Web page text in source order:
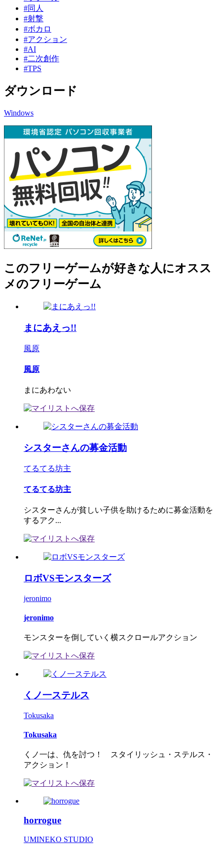
#同人
#射撃
#ボカロ
#アクション
#AI
#二次創作
#TPS
ダウンロード
Windows
このフリーゲームが好きな人にオスス
メのフリーゲーム
まにあえっ!!
風原
風原
まにあわない
シスターさんの募金活動
てるてる坊主
てるてる坊主
シスターさんが貧しい子供を助けるために募金活動を
するアク...
ロボVSモンスターズ
jeronimo
jeronimo
モンスターを倒していく横スクロールアクション
くノ一ステルス
Tokusaka
Tokusaka
くノ一は、仇を討つ！ スタイリッシュ・ステルス・
アクション！
horrogue
UMINEKO STUDIO